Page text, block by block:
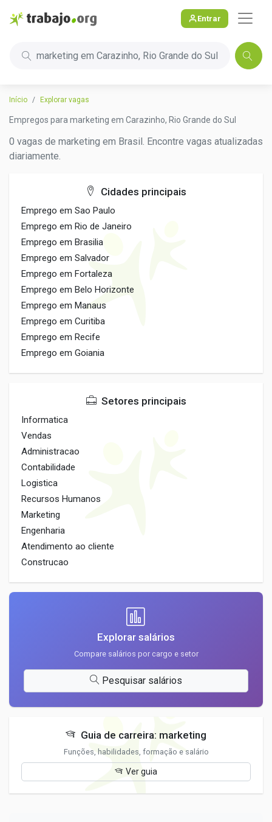
Entrar
marketing em Carazinho, Rio Grande do Sul
Início Explorar vagas
Empregos para marketing em Carazinho, Rio Grande do Sul
0 vagas de marketing em Brasil. Encontre vagas atualizadas
diariamente.
Cidades principais
Emprego em Sao Paulo
Emprego em Rio de Janeiro
Emprego em Brasilia
Emprego em Salvador
Emprego em Fortaleza
Emprego em Belo Horizonte
Emprego em Manaus
Emprego em Curitiba
Emprego em Recife
Emprego em Goiania
Setores principais
Informatica
Vendas
Administracao
Contabilidade
Logistica
Recursos Humanos
Marketing
Engenharia
Atendimento ao cliente
Construcao
Explorar salários
Compare salários por cargo e setor
Pesquisar salários
Guia de carreira: marketing
Funções, habilidades, formação e salário
Ver guia